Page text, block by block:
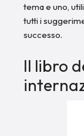
tema e uno,
tutti i
successo.
Il libro